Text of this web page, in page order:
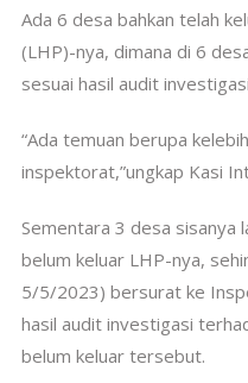
Ada 6 desa bahkan telah
(LHP)-nya, dimana di 6
sesuai hasil audit
“Ada temuan berupa
inspektorat,”ungkap Kasi
Sementara 3 desa sisanya
belum keluar LHP-nya,
5/5/2023) bersurat ke
hasil audit investigasi
belum keluar tersebut.